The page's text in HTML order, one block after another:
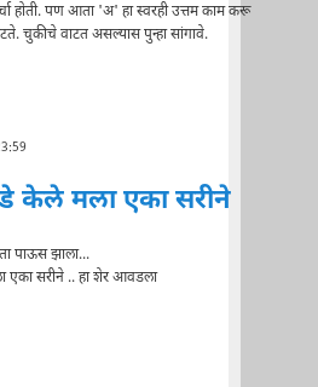
होती. पण आता 'अ' हा स्वरही उत्तम काम करू
चुकीचे वाटत असल्यास पुन्हा सांगावे.
केले मला एका सरीने
पाऊस झाला...
एका सरीने .. हा शेर आवडला